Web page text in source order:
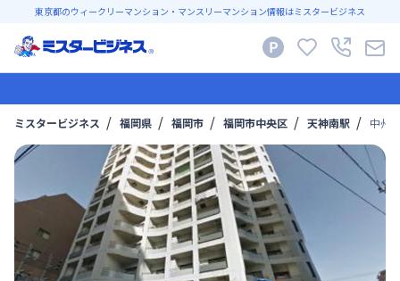
東京都のウィークリーマンション・マンスリーマンション情報はミスタービジネス
ミスタービジネス 福岡県 福岡市 福岡市中央区 天神南駅 中州